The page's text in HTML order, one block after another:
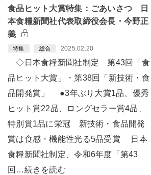
食品ヒット大賞特集：ごあいさつ 日
本食糧新聞社代表取締役会長・今野正
義
特集 総合 2025.02.20
◇日本食糧新聞社制定 第43回「食
品ヒット大賞」・第38回「新技術・食
品開発賞」 ●3年ぶり大賞1品、優秀
ヒット賞22品、ロングセラー賞4品、
特別賞1品に栄冠 新技術・食品開発
賞は食感・機能性光る5品受賞 日本
食糧新聞社制定、令和6年度「第43
回…続きを読む